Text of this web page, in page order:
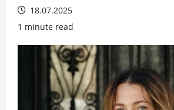
18.07.2025
1 minute read